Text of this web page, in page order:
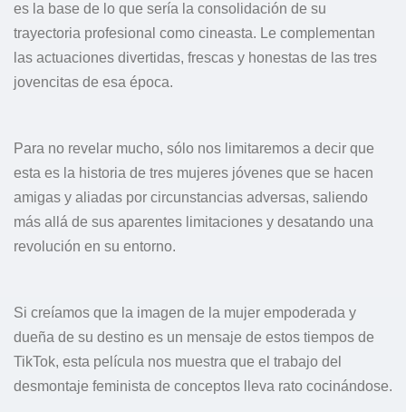
es la base de lo que sería la consolidación de su
trayectoria profesional como cineasta. Le complementan
las actuaciones divertidas, frescas y honestas de las tres
jovencitas de esa época.
Para no revelar mucho, sólo nos limitaremos a decir que
esta es la historia de tres mujeres jóvenes que se hacen
amigas y aliadas por circunstancias adversas, saliendo
más allá de sus aparentes limitaciones y desatando una
revolución en su entorno.
Si creíamos que la imagen de la mujer empoderada y
dueña de su destino es un mensaje de estos tiempos de
TikTok, esta película nos muestra que el trabajo del
desmontaje feminista de conceptos lleva rato cocinándose.